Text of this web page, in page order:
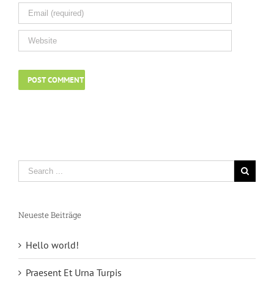
Neueste Beiträge
Hello world!
Praesent Et Urna Turpis